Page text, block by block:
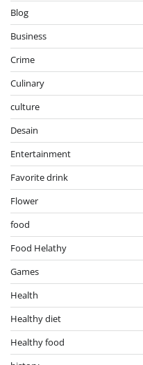
Blog
Business
Crime
Culinary
culture
Desain
Entertainment
Favorite drink
Flower
food
Food Helathy
Games
Health
Healthy diet
Healthy food